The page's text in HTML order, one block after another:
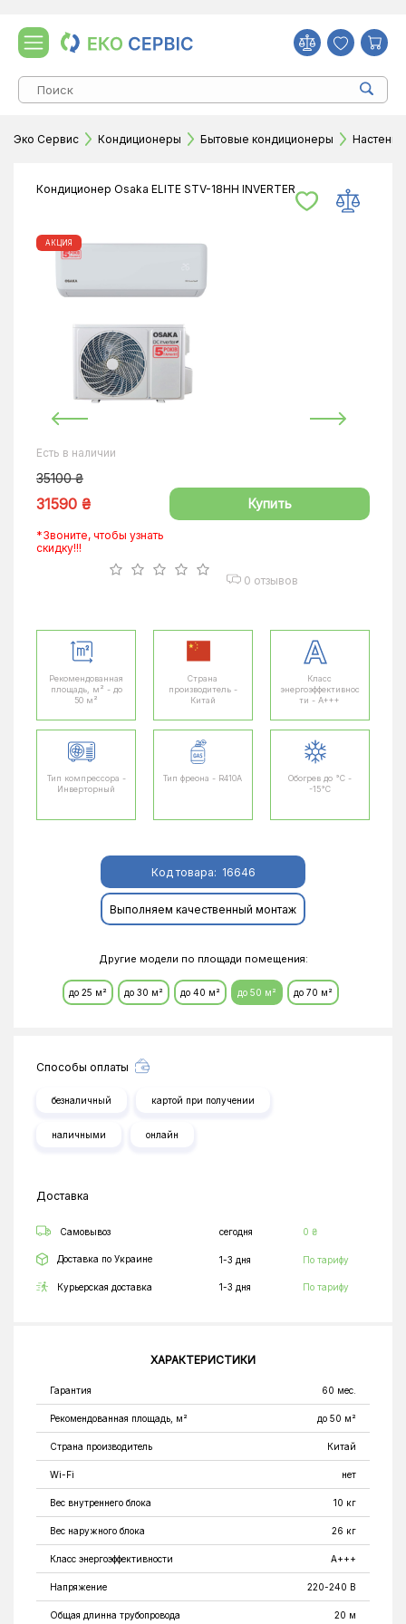
Эко Сервис Кондиционеры Бытовые кондиционеры
АКЦИЯ
Кондиционер Osaka ELITE STV-18HH INVERTER
Есть в наличии
35100 ₴
31590 ₴
*Звоните, чтобы узнать
скидку!!!
Купить
0 отзывов
Рекомендованная
площадь, м² - до
50 м²
Страна
производитель -
Китай
Класс
энергоэффективнос
ти - A+++
Тип компрессора -
Инверторный
Тип фреона - R410A
Обогрев до °C -
-15°C
Код товара: 16646
Выполняем качественный монтаж
Другие модели по площади помещения:
до 25 м² до 30 м² до 40 м² до 50 м² до 70 м²
Способы оплаты
безналичный картой при получении
наличными онлайн
Доставка
Самовывоз сегодня 0 ₴
Доставка по Украине 1-3 дня По тарифу
Курьерская доставка 1-3 дня По тарифу
ХАРАКТЕРИСТИКИ
Гарантия 60 мес.
Рекомендованная площадь, м² до 50 м²
Страна производитель Китай
Wi-Fi нет
Вес внутреннего блока 10 кг
Вес наружного блока 26 кг
Класс энергоэффективности A+++
Напряжение 220-240 В
Общая длинна трубопровода 20 м